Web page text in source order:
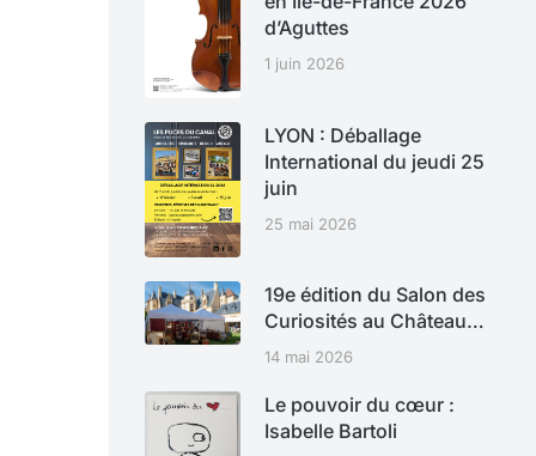
d’Aguttes
1 juin 2026
LYON : Déballage
International du jeudi 25
juin
25 mai 2026
19e édition du Salon des
Curiosités au Château…
14 mai 2026
Le pouvoir du cœur :
Isabelle Bartoli